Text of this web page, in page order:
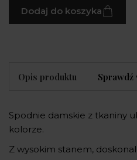
Dodaj do koszyka
Opis produktu
Spodnie damskie z tkaniny
kolorze.
Z wysokim stanem,